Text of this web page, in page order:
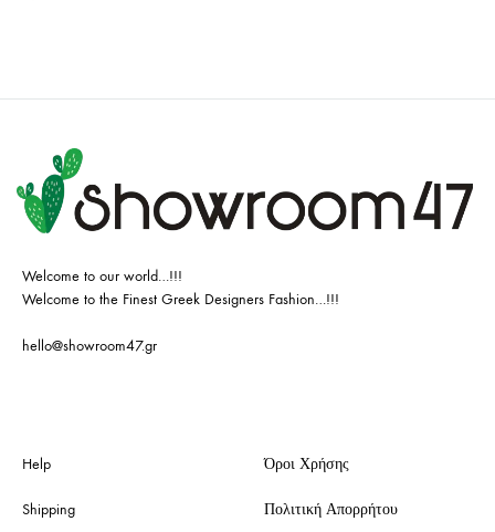
Welcome to our world…!!!
Welcome to the Finest Greek Designers Fashion…!!!
hello@showroom47.gr
Help
Shipping
Όροι Χρήσης
Πολιτική Απορρήτου